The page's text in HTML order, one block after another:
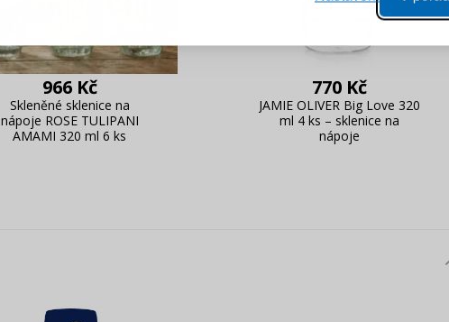
966 Kč
Skleněné sklenice na
nápoje ROSE TULIPANI
AMAMI 320 ml 6 ks
770 Kč
JAMIE OLIVER Big Love 320
ml 4 ks – sklenice na
nápoje
Živý náhled na změny v objednávce
PŘIHLÁSIT
Připomenutí